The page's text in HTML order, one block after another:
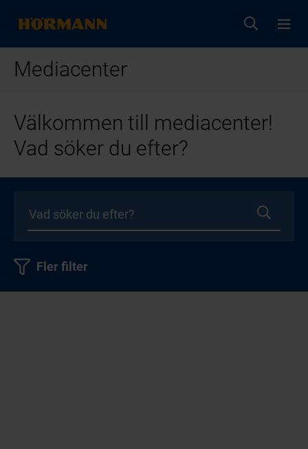
Mediacenter
Välkommen till mediacenter!
Vad söker du efter?
Fler filter